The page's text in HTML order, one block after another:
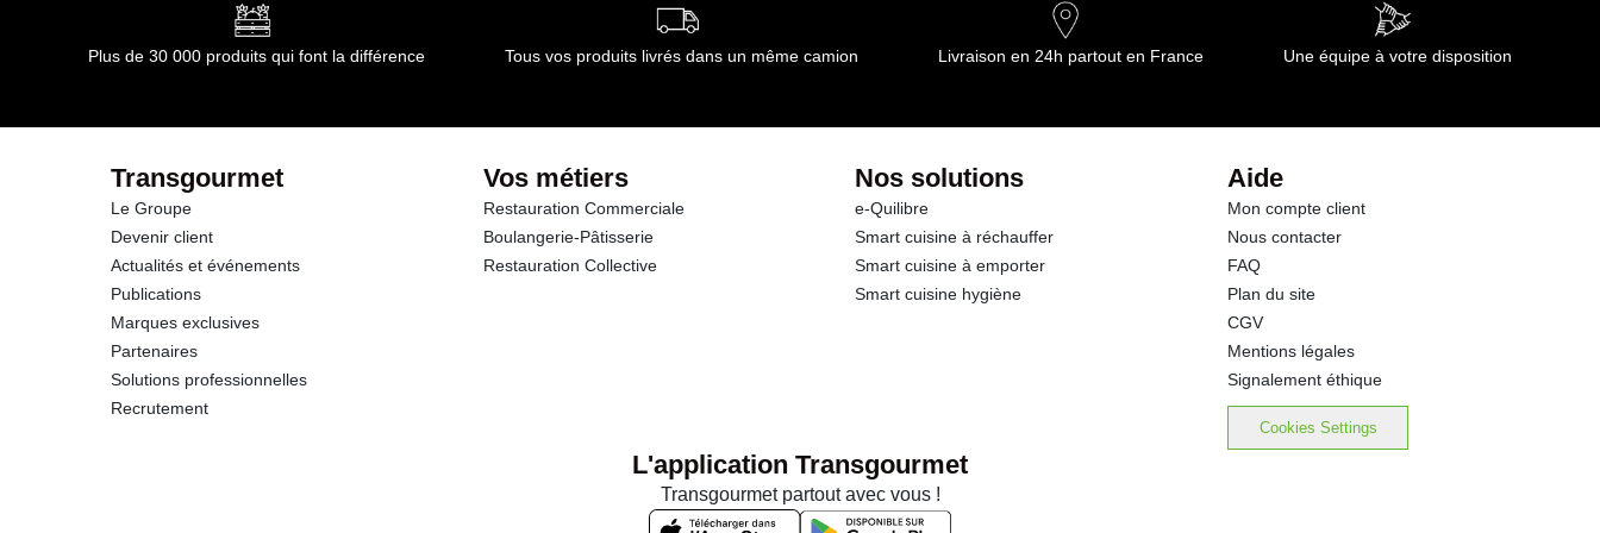
Protéines
Sel
Conformément aux informations transmises par le(s) fournisseur(s) de Transgourmet Opérations
Plus de 30 000 produits qui font la différence Tous vos produits livrés dans un même camion Livraison en 24h partout en France Une équipe à votre disposition
Transgourmet
Le Groupe
Devenir client
Actualités et événements
Publications
Marques exclusives
Partenaires
Solutions professionnelles
Recrutement
Vos métiers
Restauration Commerciale
Boulangerie-Pâtisserie
Restauration Collective
Nos solutions
e-Quilibre
Smart cuisine à réchauffer
Smart cuisine à emporter
Smart cuisine hygiène
Aide
Mon compte client
Nous contacter
FAQ
Plan du site
CGV
Mentions légales
Signalement éthique
Cookies Settings
L'application Transgourmet
Transgourmet partout avec vous !